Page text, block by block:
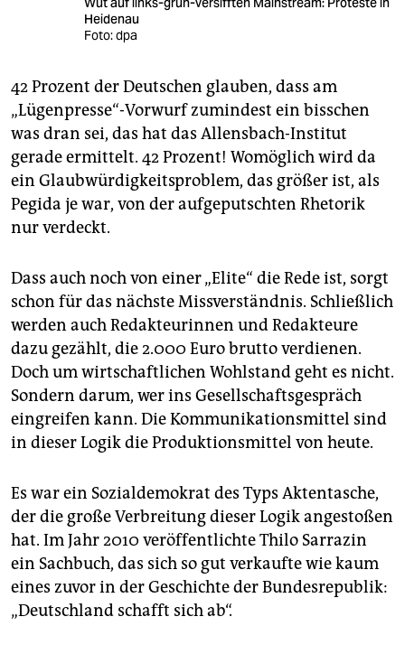
Heidenau
Foto: dpa
42 Prozent der Deutschen glauben, dass am
„Lügenpresse“-Vorwurf zumindest ein bisschen
was dran sei, das hat das Allensbach-Institut
gerade ermittelt. 42 Prozent! Womöglich wird da
ein Glaubwürdigkeitsproblem, das größer ist, als
Pegida je war, von der aufgeputschten Rhetorik
nur verdeckt.
Dass auch noch von einer „Elite“ die Rede ist, sorgt
schon für das nächste Missverständnis. Schließlich
werden auch Redakteurinnen und Redakteure
dazu gezählt, die 2.000 Euro brutto verdienen.
Doch um wirtschaftlichen Wohlstand geht es nicht.
Sondern darum, wer ins Gesellschaftsgespräch
eingreifen kann. Die Kommunikationsmittel sind
in dieser Logik die Produktionsmittel von heute.
Es war ein Sozialdemokrat des Typs Aktentasche,
der die große Verbreitung dieser Logik angestoßen
hat. Im Jahr 2010 veröffentlichte Thilo Sarrazin
ein Sachbuch, das sich so gut verkaufte wie kaum
eines zuvor in der Geschichte der Bundesrepublik:
„Deutschland schafft sich ab“.